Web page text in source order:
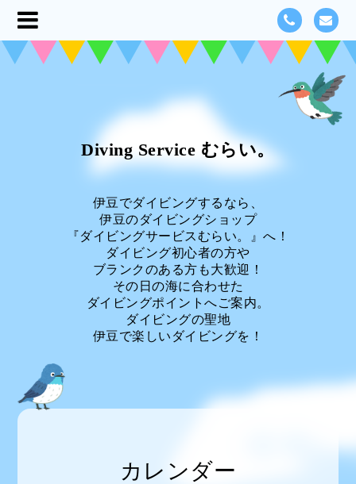
Diving Service むらい。
伊豆でダイビングするなら、
伊豆のダイビングショップ
『ダイビングサービスむらい。』へ！
ダイビング初心者の方や
ブランクのある方も大歓迎！
その日の海に合わせた
ダイビングポイントへご案内。
ダイビングの聖地
伊豆で楽しいダイビングを！
カレンダー